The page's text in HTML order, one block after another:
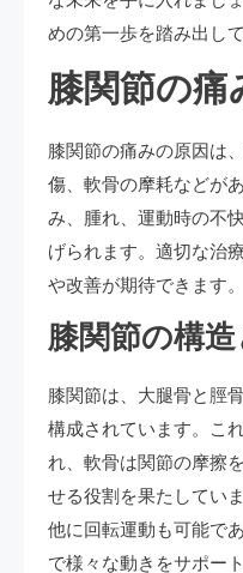
めの第一歩を踏み出し
膝関節の痛
膝関節の痛みの原因は
傷、軟骨の摩耗などが
み、腫れ、運動時の不
げられます。適切な治
や改善が期待できます。
膝関節の構
膝関節は、大腿骨と脛
構成されています。こ
れ、軟骨は関節の摩擦
せる役割を果たしてい
他に回転運動も可能で
で様々な動きをサポー